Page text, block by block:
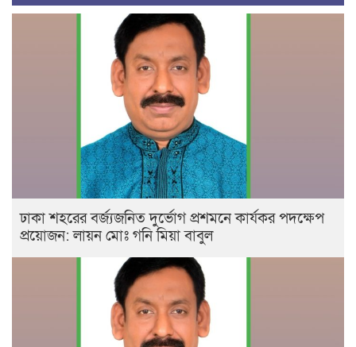
ঢাকা শহরের বর্জ্যজনিত দুর্ভোগ প্রশমনে কার্যকর পদক্ষেপ
প্রয়োজন: লায়ন মোঃ গনি মিয়া বাবুল